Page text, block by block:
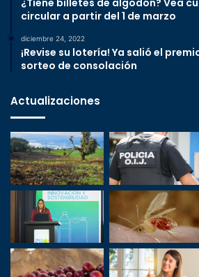
¿Tiene billetes de algodón? Vea
circular a partir del 1 de marzo
diciembre 24, 2022
¡Revise su lotería! Ya salió el
sorteo de consolación
Actualizaciones